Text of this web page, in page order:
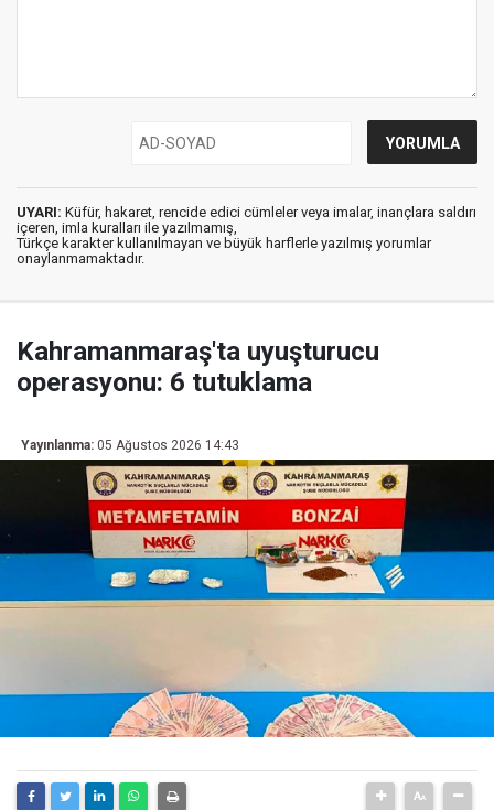
UYARI: Küfür, hakaret, rencide edici cümleler veya imalar, inançlara saldırı
içeren, imla kuralları ile yazılmamış,
Türkçe karakter kullanılmayan ve büyük harflerle yazılmış yorumlar
onaylanmamaktadır.
Kahramanmaraş'ta uyuşturucu
operasyonu: 6 tutuklama
Yayınlanma: 05 Ağustos 2026 14:43